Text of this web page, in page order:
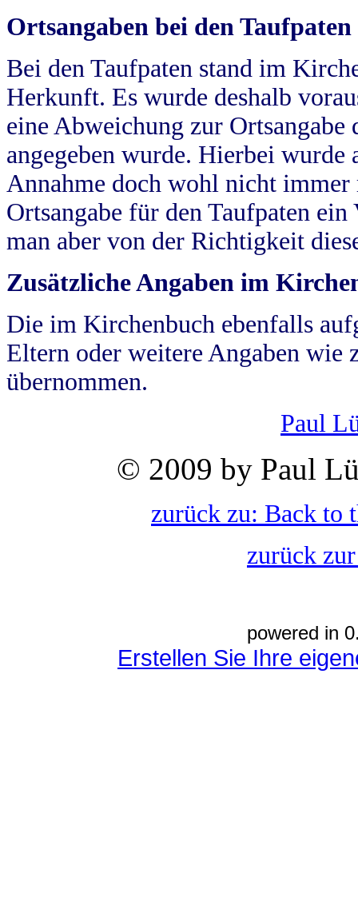
Ortsangaben bei den Taufpaten
Bei den Taufpaten stand im
Herkunft. Es wurde deshalb
eine Abweichung zur
angegeben wurde. Hierbei wurde
Annahme doch wohl nicht
Ortsangabe für den Taufpaten
man aber von der Richtigkeit
Zusätzliche Angaben im
Die im Kirchenbuch ebenfalls
Eltern oder weitere Angaben wie
übernommen.
Paul
© 2009 by Paul
zurück zu: Back to
zurück
powered in
Erstellen Sie Ihre